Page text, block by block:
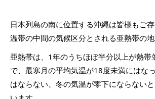
日本列島の南に位置する沖縄は皆様もご
温帯の中間の気候区分とされる亜熱帯の地
亜熱帯は、1年のうちほぼ半分以上が熱帯
で、最寒月の平均気温が18度未満にはな
はならない、冬の気温が零下にならない